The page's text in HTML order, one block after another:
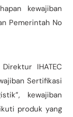
kewajiban
Pemerintah No
IHATEC
Sertifikasi
kewajiban
produk yang